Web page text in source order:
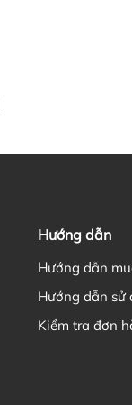
Hướng dẫn
Hướng dẫn
Hướng dẫn sử
Kiểm tra đơn